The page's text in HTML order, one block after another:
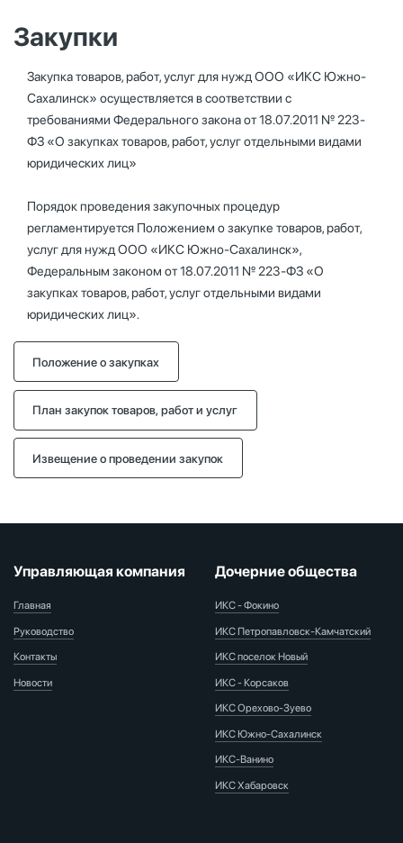
Закупки
Закупка товаров, работ, услуг для нужд ООО «ИКС Южно-
Сахалинск» осуществляется в соответствии с
требованиями Федерального закона от 18.07.2011 № 223-
ФЗ «О закупках товаров, работ, услуг отдельными видами
юридических лиц»
Порядок проведения закупочных процедур
регламентируется Положением о закупке товаров, работ,
услуг для нужд ООО «ИКС Южно-Сахалинск»,
Федеральным законом от 18.07.2011 № 223-ФЗ «О
закупках товаров, работ, услуг отдельными видами
юридических лиц».
Положение о закупках
План закупок товаров, работ и услуг
Извещение о проведении закупок
Управляющая компания
Главная
Руководство
Контакты
Новости
Дочерние общества
ИКС - Фокино
ИКС Петропавловск-Камчатский
ИКС поселок Новый
ИКС - Корсаков
ИКС Орехово-Зуево
ИКС Южно-Сахалинск
ИКС-Ванино
ИКС Хабаровск